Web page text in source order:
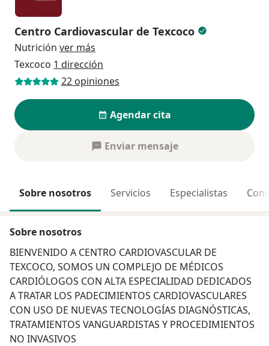
Centro Cardiovascular de Texcoco
Nutrición ver más
Texcoco 1 dirección
22 opiniones
Agendar cita
Enviar mensaje
Sobre nosotros Servicios Especialistas
Sobre nosotros
BIENVENIDO A CENTRO CARDIOVASCULAR DE
TEXCOCO, SOMOS UN COMPLEJO DE MÉDICOS
CARDIÓLOGOS CON ALTA ESPECIALIDAD DEDICADOS
A TRATAR LOS PADECIMIENTOS CARDIOVASCULARES
CON USO DE NUEVAS TECNOLOGÍAS DIAGNÓSTICAS,
TRATAMIENTOS VANGUARDISTAS Y PROCEDIMIENTOS
NO INVASIVOS